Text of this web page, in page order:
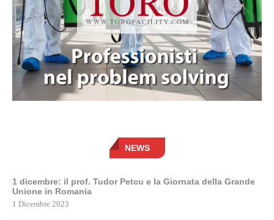
NEWS
1 dicembre: il prof. Tudor Petcu e la Giornata della Grande
Unione in Romania
1 Dicembre 2023